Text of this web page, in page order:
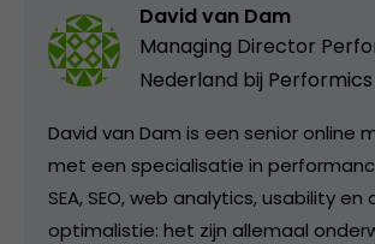
David van Dam
Managing Director
Nederland bij
David van Dam is een senior online
met een specialisatie in
SEA, SEO, web analytics, usability en
optimalistie: het zijn allemaal